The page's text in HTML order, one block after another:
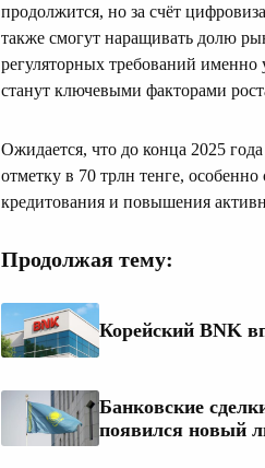
продолжится, но за счёт
также смогут наращивать долю
регуляторных требований именно
станут ключевыми факторами
Ожидается, что до конца 2025
отметку в 70 трлн тенге,
кредитования и повышения
Продолжая тему:
Корейский BNK
Банковские
появился новый